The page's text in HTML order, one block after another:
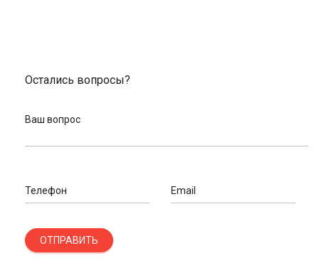
Остались вопросы?
Ваш вопрос
Телефон Email
ОТПРАВИТЬ